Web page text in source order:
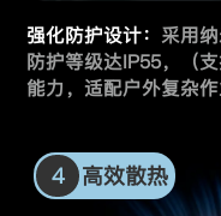
强化防护设计： 采用
防护等级达IP55，
（
能力，适配户外复杂作
4 高效散热